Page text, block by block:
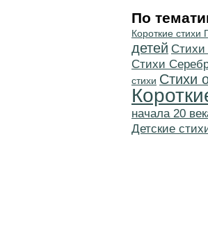
По
Короткие стихи
детей
Cтихи
стихи Стихи
начала 20
Детские